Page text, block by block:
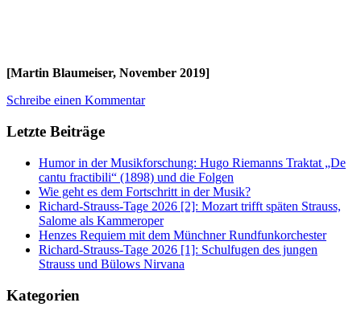
[Martin Blaumeiser, November 2019]
Schreibe einen Kommentar
Letzte Beiträge
Humor in der Musikforschung: Hugo Riemanns Traktat „De
cantu fractibili“ (1898) und die Folgen
Wie geht es dem Fortschritt in der Musik?
Richard-Strauss-Tage 2026 [2]: Mozart trifft späten Strauss,
Salome als Kammeroper
Henzes Requiem mit dem Münchner Rundfunkorchester
Richard-Strauss-Tage 2026 [1]: Schulfugen des jungen
Strauss und Bülows Nirvana
Kategorien